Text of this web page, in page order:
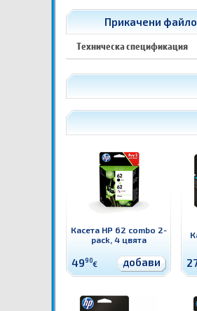
Прикачени
Техническа спецификация
Касета HP 62 combo 2-
pack, 4 цвята
4990€ добави